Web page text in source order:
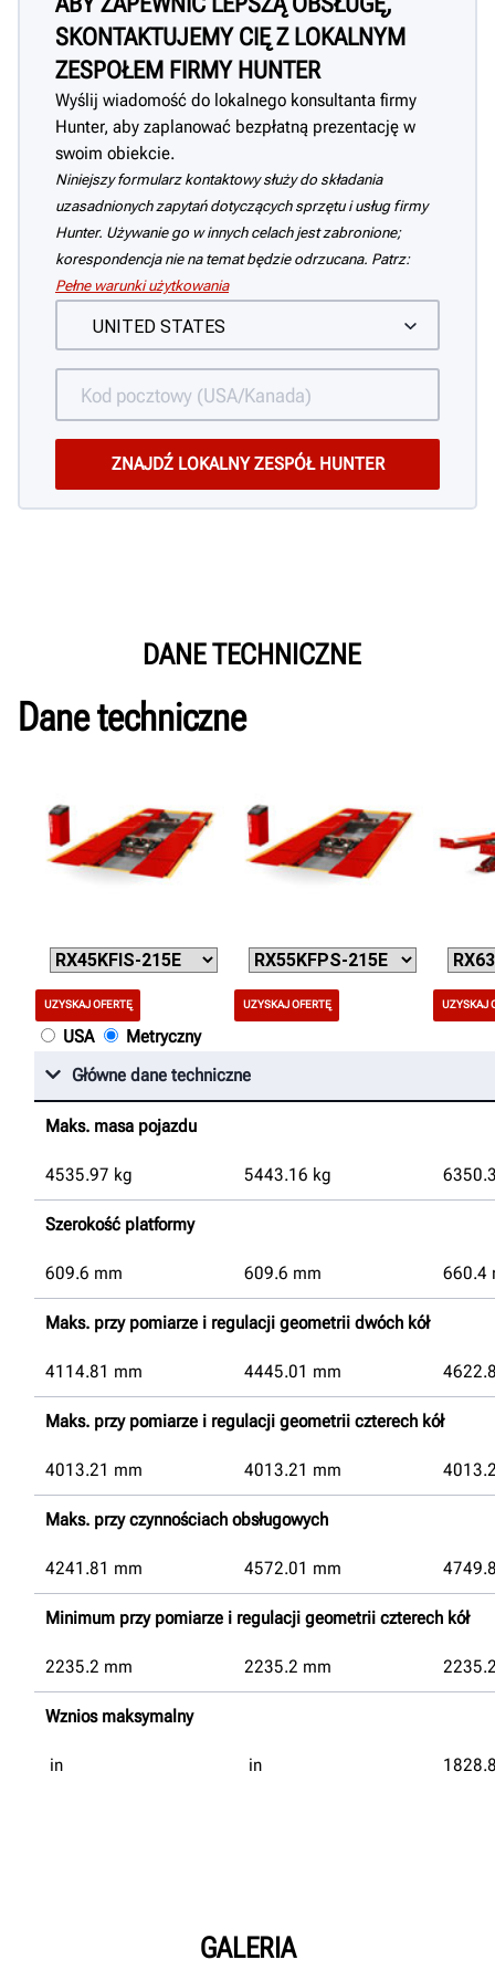
SKONTAKTUJEMY CIĘ Z LOKALNYM
ZESPOŁEM FIRMY HUNTER
Wyślij wiadomość do lokalnego konsultanta firmy
Hunter, aby zaplanować bezpłatną prezentację w
swoim obiekcie.
Niniejszy formularz kontaktowy służy do składania
uzasadnionych zapytań dotyczących sprzętu i usług firmy
Hunter. Używanie go w innych celach jest zabronione;
korespondencja nie na temat będzie odrzucana. Patrz:
Pełne warunki użytkowania
DANE TECHNICZNE
Dane techniczne
UZYSKAJ OFERTĘ UZYSKAJ OFERTĘ UZYSKAJ
USA
Metryczny
Główne dane techniczne
Maks. masa pojazdu
4535.97 kg 5443.16 kg
Szerokość platformy
609.6 mm 609.6 mm 660.4
Maks. przy pomiarze i regulacji geometrii dwóch kół
4114.81 mm 4445.01 mm
Maks. przy pomiarze i regulacji geometrii czterech kół
4013.21 mm 4013.21 mm
Maks. przy czynnościach obsługowych
4241.81 mm 4572.01 mm
Minimum przy pomiarze i regulacji geometrii czterech kół
2235.2 mm 2235.2 mm
Wznios maksymalny
in in
GALERIA